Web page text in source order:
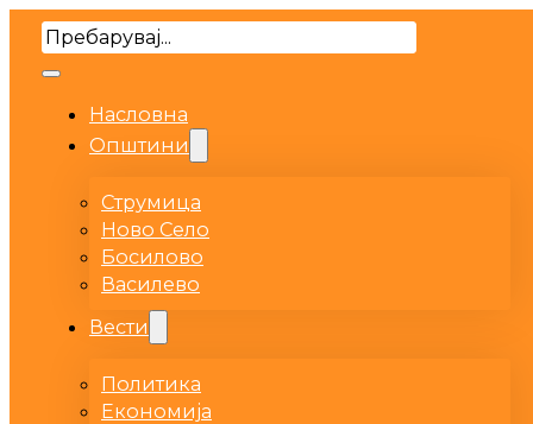
Search
Насловна
Општини
Струмица
Ново Село
Босилово
Василево
Вести
Политика
Економија